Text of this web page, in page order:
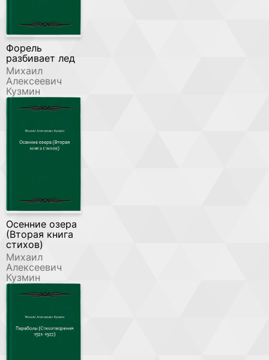
Форель
разбивает лед
Михаил
Алексеевич
Кузмин
Осенние озера
(Вторая книга
стихов)
Михаил
Алексеевич
Кузмин